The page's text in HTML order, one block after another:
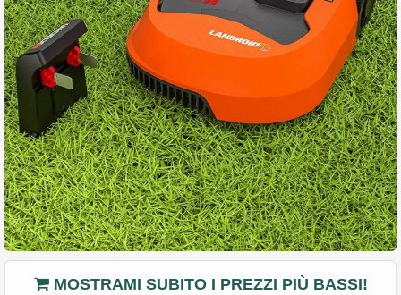
MOSTRAMI SUBITO I PREZZI PIÙ BASSI!